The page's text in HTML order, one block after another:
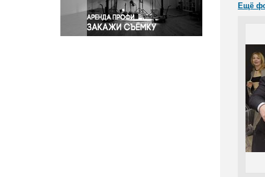
Экономика и бизнес
Ещё